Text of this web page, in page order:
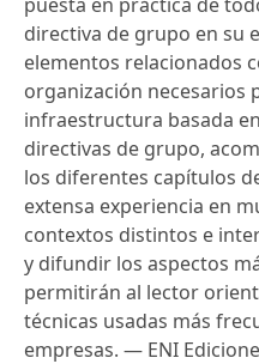
directiva de grupo en su
elementos relacionados
organización necesarios
infraestructura basada
directivas de grupo,
los diferentes capítulos
extensa experiencia en
contextos distintos e
y difundir los aspectos
permitirán al lector
técnicas usadas más
empresas. — ENI